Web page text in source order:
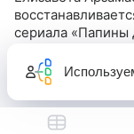
сериала «Папины
Арзамасова